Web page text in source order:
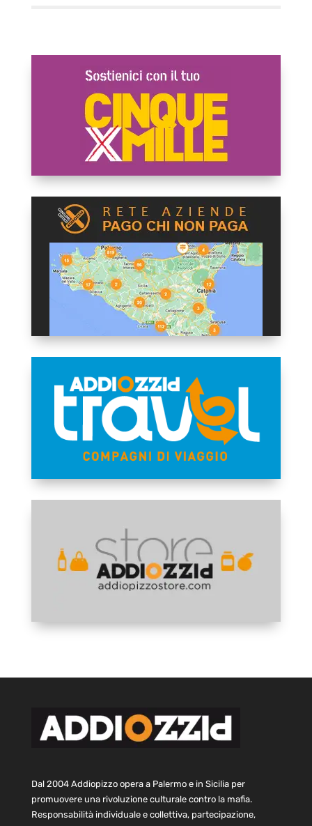
Dal 2004 Addiopizzo opera a Palermo e in Sicilia per
promuovere una rivoluzione culturale contro la mafia.
Responsabilità individuale e collettiva, partecipazione,